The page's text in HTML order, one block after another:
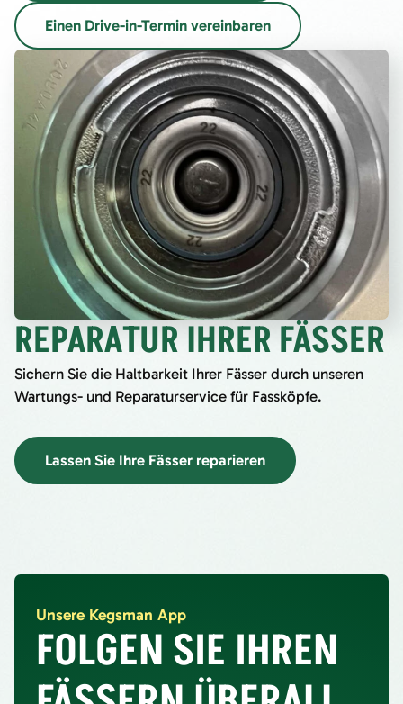
Einen Drive-in-Termin vereinbaren
REPARATUR IHRER FÄSSER
Sichern Sie die Haltbarkeit Ihrer Fässer durch unseren
Wartungs- und Reparaturservice für Fassköpfe.
Lassen Sie Ihre Fässer reparieren
Unsere Kegsman App
FOLGEN SIE IHREN